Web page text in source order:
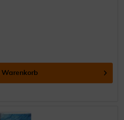
Warenkorb